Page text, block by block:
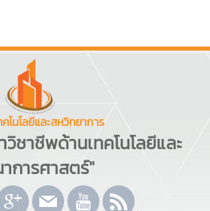
โนโลยีและสหวิทยาการ
ชาชีพด้านเทคโนโลยีและ
การศาสตร์"